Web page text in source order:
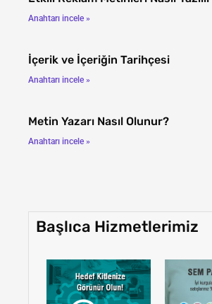
Anahtarı incele »
İçerik ve İçeriğin Tarihçesi
Anahtarı incele »
Metin Yazarı Nasıl Olunur?
Anahtarı incele »
Başlıca Hizmetlerimiz